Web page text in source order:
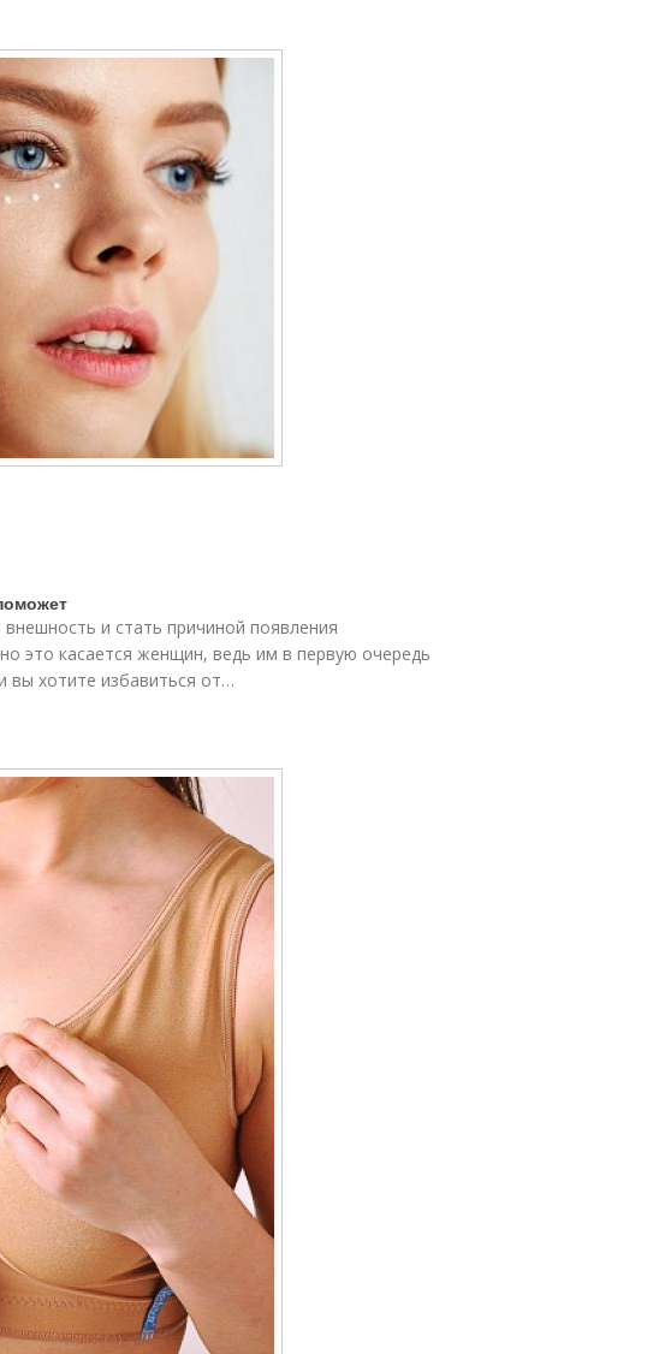
и стать причиной появления
это касается женщин, ведь им в первую очередь
вы хотите избавиться от…